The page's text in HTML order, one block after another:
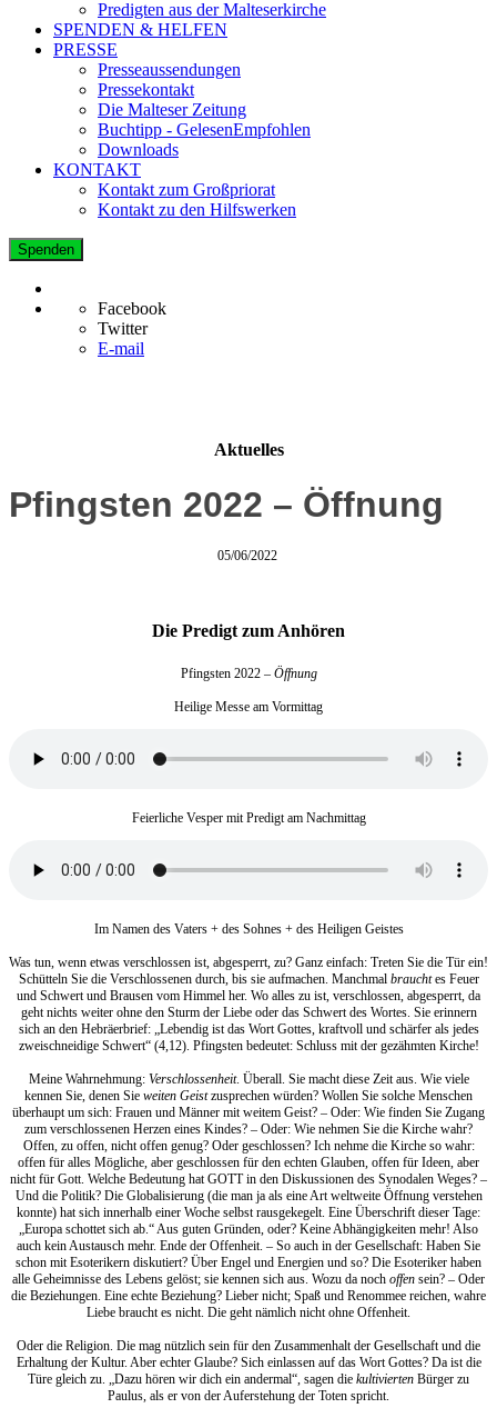
Predigten aus der Malteserkirche
SPENDEN & HELFEN
PRESSE
Presseaussendungen
Pressekontakt
Die Malteser Zeitung
Buchtipp - GelesenEmpfohlen
Downloads
KONTAKT
Kontakt zum Großpriorat
Kontakt zu den Hilfswerken
Spenden
Facebook
Twitter
E-mail
Aktuelles
Pfingsten 2022 – Öffnung
05/06/2022
Die Predigt zum Anhören
Pfingsten 2022 – Öffnung
Heilige Messe am Vormittag
Feierliche Vesper mit Predigt am Nachmittag
Im Namen des Vaters + des Sohnes + des Heiligen Geistes
Was tun, wenn etwas verschlossen ist, abgesperrt, zu? Ganz einfach: Treten Sie die Tür ein!
Schütteln Sie die Verschlossenen durch, bis sie aufmachen. Manchmal brauchtes Feuer
und Schwert und Brausen vom Himmel her. Wo alles zu ist, verschlossen, abgesperrt, da
geht nichts weiter ohne den Sturm der Liebe oder das Schwert des Wortes. Sie erinnern
sich an den Hebräerbrief: „Lebendig ist das Wort Gottes, kraftvoll und schärfer als jedes
zweischneidige Schwert“ (4,12). Pfingsten bedeutet: Schluss mit der gezähmten Kirche!
Meine Wahrnehmung: Verschlossenheit. Überall. Sie macht diese Zeit aus. Wie viele
kennen Sie, denen Sie weiten Geistzusprechen würden? Wollen Sie solche Menschen
überhaupt um sich: Frauen und Männer mit weitem Geist? – Oder: Wie finden Sie Zugang
zum verschlossenen Herzen eines Kindes? – Oder: Wie nehmen Sie die Kirche wahr?
Offen, zu offen, nicht offen genug? Oder geschlossen? Ich nehme die Kirche so wahr:
offen für alles Mögliche, aber geschlossen für den echten Glauben, offen für Ideen, aber
nicht für Gott. Welche Bedeutung hat GOTT in den Diskussionen des Synodalen Weges? –
Und die Politik? Die Globalisierung (die man ja als eine Art weltweite Öffnung verstehen
konnte) hat sich innerhalb einer Woche selbst rausgekegelt. Eine Überschrift dieser Tage:
„Europa schottet sich ab.“ Aus guten Gründen, oder? Keine Abhängigkeiten mehr! Also
auch kein Austausch mehr. Ende der Offenheit. – So auch in der Gesellschaft: Haben Sie
schon mit Esoterikern diskutiert? Über Engel und Energien und so? Die Esoteriker haben
alle Geheimnisse des Lebens gelöst; sie kennen sich aus. Wozu da noch offen sein? – Oder
die Beziehungen. Eine echte Beziehung? Lieber nicht; Spaß und Renommee reichen, wahre
Liebe braucht es nicht. Die geht nämlich nicht ohne Offenheit.
Oder die Religion. Die mag nützlich sein für den Zusammenhalt der Gesellschaft und die
Erhaltung der Kultur. Aber echter Glaube? Sich einlassen auf das Wort Gottes? Da ist die
Türe gleich zu. „Dazu hören wir dich ein andermal“, sagen die kultivierten Bürger zu
Paulus, als er von der Auferstehung der Toten spricht.